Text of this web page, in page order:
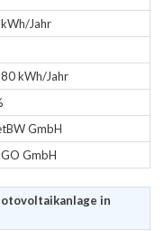
Jahr
kWh/Jahr
GmbH
GmbH
in